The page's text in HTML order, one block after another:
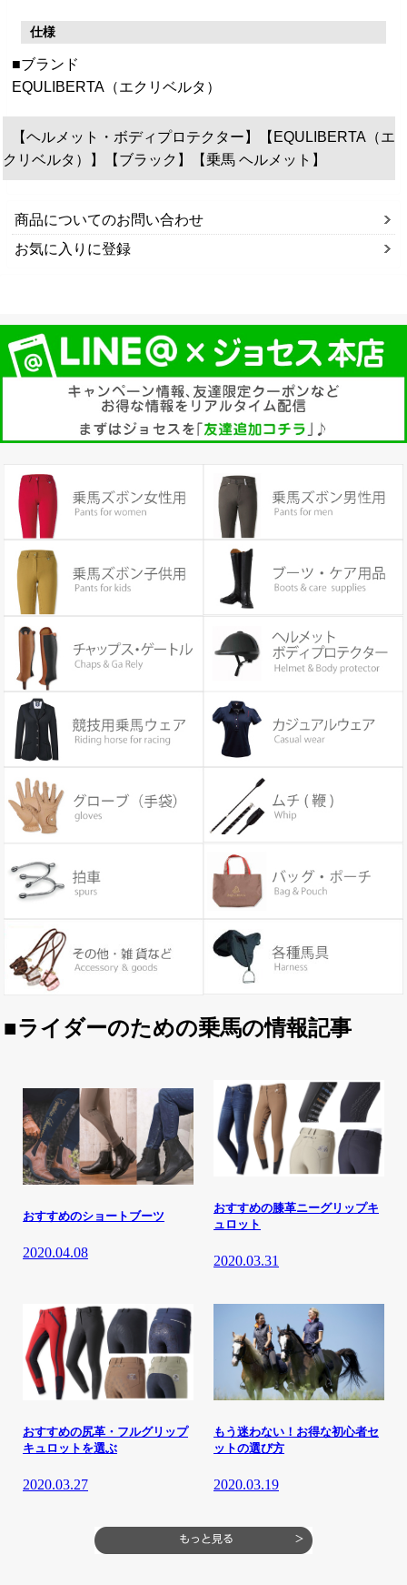
仕様
■ブランド
EQULIBERTA（エクリベルタ）
【ヘルメット・ボディプロテクター】【EQULIBERTA（エ
クリベルタ）】【ブラック】【乗馬 ヘルメット】
商品についてのお問い合わせ
お気に入りに登録